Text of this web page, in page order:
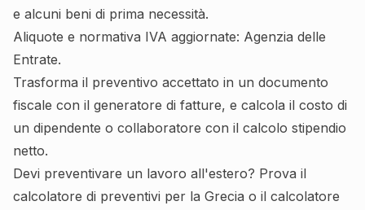
e alcuni beni di prima necessità.
Aliquote e normativa IVA aggiornate: Agenzia delle
Entrate.
Trasforma il preventivo accettato in un documento
fiscale con il generatore di fatture, e calcola il costo di
un dipendente o collaboratore con il calcolo stipendio
netto.
Devi preventivare un lavoro all'estero? Prova il
calcolatore di preventivi per la Grecia o il calcolatore